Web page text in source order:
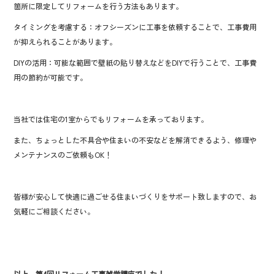
箇所に限定してリフォームを行う方法もあります。
タイミングを考慮する：オフシーズンに工事を依頼することで、工事費用
が抑えられることがあります。
DIYの活用：可能な範囲で壁紙の貼り替えなどをDIYで行うことで、工事費
用の節約が可能です。
当社では住宅の1室からでもリフォームを承っております。
また、ちょっとした不具合や住まいの不安などを解消できるよう、修理や
メンテナンスのご依頼もOK！
皆様が安心して快適に過ごせる住まいづくりをサポート致しますので、お
気軽にご相談ください。